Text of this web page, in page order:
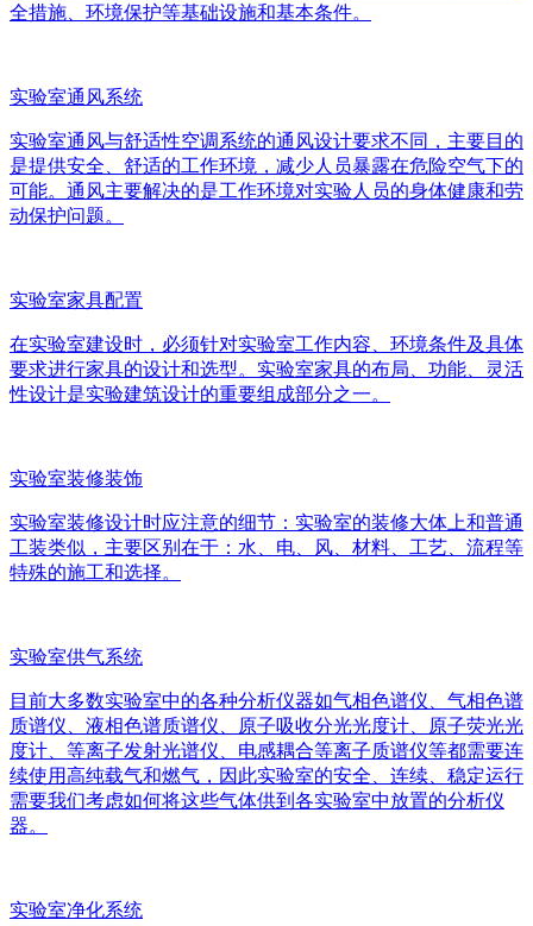
全措施、环境保护等基础设施和基本条件。
实验室通风系统
实验室通风与舒适性空调系统的通风设计要求不同，主要目的
是提供安全、舒适的工作环境，减少人员暴露在危险空气下的
可能。通风主要解决的是工作环境对实验人员的身体健康和劳
动保护问题。
实验室家具配置
在实验室建设时，必须针对实验室工作内容、环境条件及具体
要求进行家具的设计和选型。实验室家具的布局、功能、灵活
性设计是实验建筑设计的重要组成部分之一。
实验室装修装饰
实验室装修设计时应注意的细节：实验室的装修大体上和普通
工装类似，主要区别在于：水、电、风、材料、工艺、流程等
特殊的施工和选择。
实验室供气系统
目前大多数实验室中的各种分析仪器如气相色谱仪、气相色谱
质谱仪、液相色谱质谱仪、原子吸收分光光度计、原子荧光光
度计、等离子发射光谱仪、电感耦合等离子质谱仪等都需要连
续使用高纯载气和燃气，因此实验室的安全、连续、稳定运行
需要我们考虑如何将这些气体供到各实验室中放置的分析仪
器。
实验室净化系统